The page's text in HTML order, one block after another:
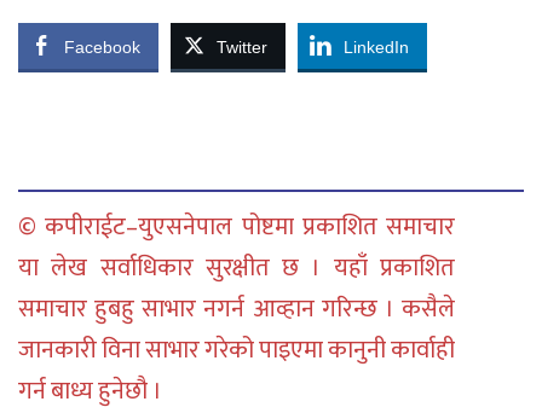
Facebook Twitter LinkedIn
© कपीराईट–युएसनेपाल पोष्टमा प्रकाशित समाचार
या लेख सर्वाधिकार सुरक्षीत छ । यहाँ प्रकाशित
समाचार हुबहु साभार नगर्न आव्हान गरिन्छ । कसैले
जानकारी विना साभार गरेको पाइएमा कानुनी कार्वाही
गर्न बाध्य हुनेछौ ।